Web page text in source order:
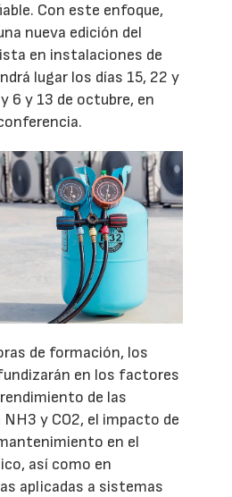
Con este enfoque,
nueva edición del
en instalaciones de
lugar los días 15, 22 y
6 y 13 de octubre, en
de formación, los
en los factores
de las
y CO2, el impacto de
en el
así como en
aplicadas a sistemas